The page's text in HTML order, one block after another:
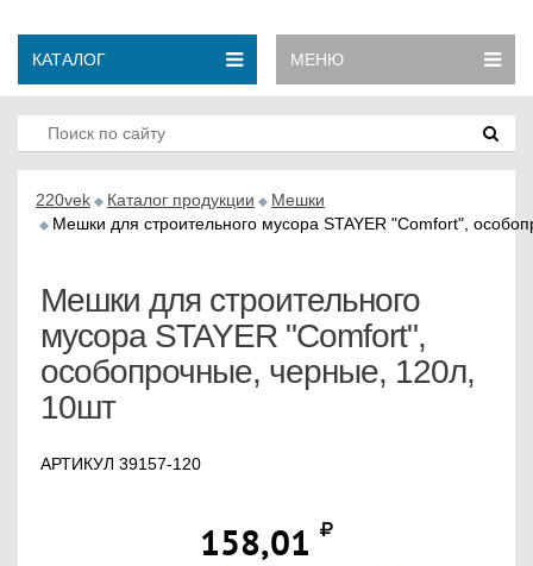
КАТАЛОГ МЕНЮ
220vek Каталог продукции
Мешки
Мешки для строительного мусора STAYER "Comfort",
Мешки для строительного
мусора STAYER "Comfort",
особопрочные, черные, 120л,
10шт
АРТИКУЛ 39157-120
158,01